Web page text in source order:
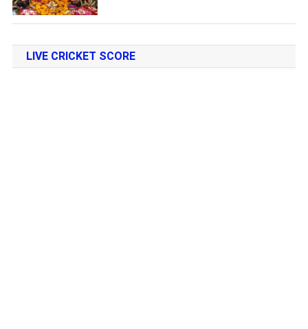
LIVE CRICKET SCORE